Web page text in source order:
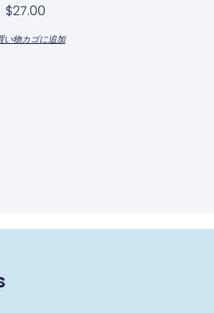
$27.00
い物カゴに追加